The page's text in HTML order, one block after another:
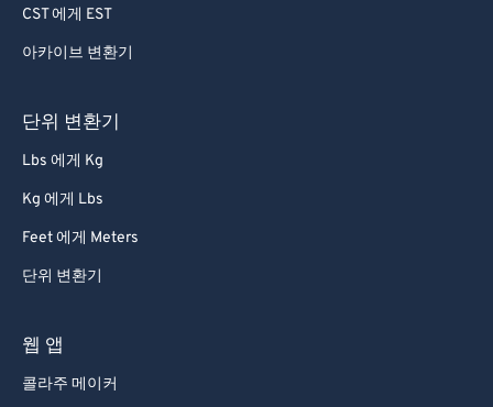
CST 에게 EST
아카이브 변환기
단위 변환기
Lbs 에게 Kg
Kg 에게 Lbs
Feet 에게 Meters
단위 변환기
웹 앱
콜라주 메이커